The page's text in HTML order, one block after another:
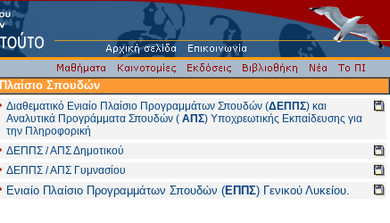
Πλαίσιο Σπουδών
Διαθεματικό Ενιαίο Πλαίσιο Προγραμμάτων Σπουδών (ΔΕΠΠΣ) και
Αναλυτικά Προγράμματα Σπουδών ( ΑΠΣ) Υποχρεωτικής Εκπαίδευσης για
την Πληροφορική
ΔΕΠΠΣ / ΑΠΣ Δημοτικού
ΔΕΠΠΣ / ΑΠΣ Γυμνασίου
Ενιαίο Πλαίσιο Προγραμμάτων Σπουδών (ΕΠΠΣ) Γενικού Λυκείου.